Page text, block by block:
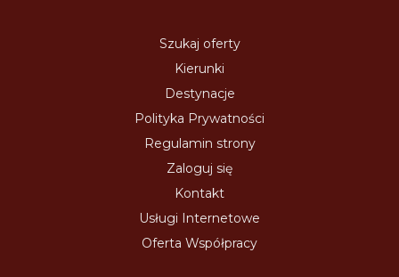
Szukaj oferty
Kierunki
Destynacje
Polityka Prywatności
Regulamin strony
Zaloguj się
Kontakt
Usługi Internetowe
Oferta Współpracy